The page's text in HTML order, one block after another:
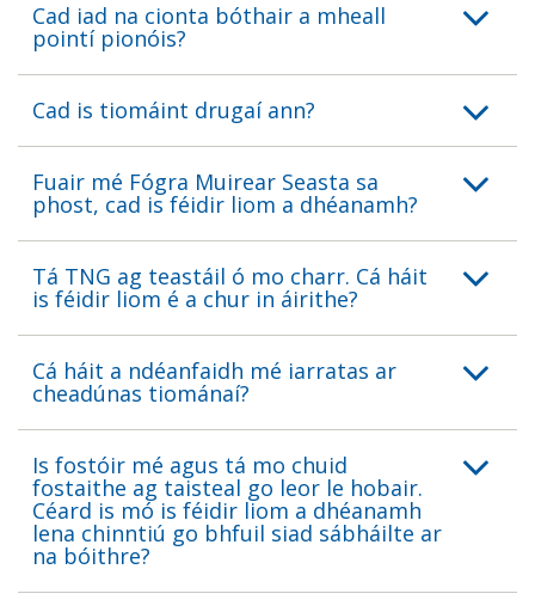
Cad iad na cionta bóthair a mheall
pointí pionóis?
Cad is tiomáint drugaí ann?
Fuair ​​mé Fógra Muirear Seasta sa
phost, cad is féidir liom a dhéanamh?
Tá TNG ag teastáil ó mo charr. Cá háit
is féidir liom é a chur in áirithe?
Cá háit a ndéanfaidh mé iarratas ar
cheadúnas tiománaí?
Is fostóir mé agus tá mo chuid
fostaithe ag taisteal go leor le hobair.
Céard is mó is féidir liom a dhéanamh
lena chinntiú go bhfuil siad sábháilte ar
na bóithre?